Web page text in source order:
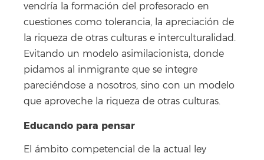
vendría la formación del profesorado en
cuestiones como tolerancia, la apreciación de
la riqueza de otras culturas e interculturalidad.
Evitando un modelo asimilacionista, donde
pidamos al inmigrante que se integre
pareciéndose a nosotros, sino con un modelo
que aproveche la riqueza de otras culturas.
Educando para pensar
El ámbito competencial de la actual ley